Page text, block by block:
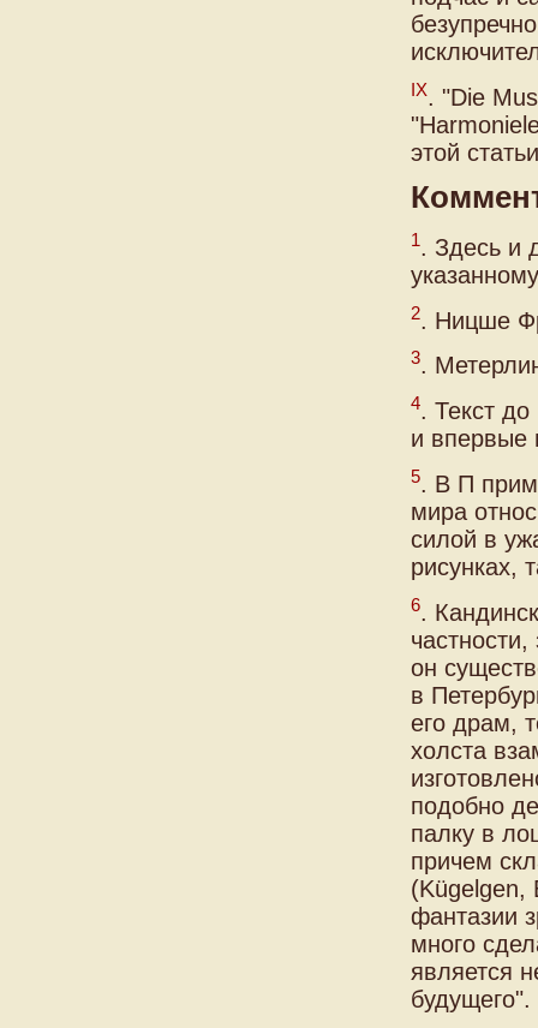
IX. "Die
этой
1. Здесь и
2 . Ницше
3.
4. Текст
и впервые
5. В П
мира
силой в
рисунках,
6.
он
в
его драм,
холста
подобно
палку в
причем
(Kügelgen,
фантазии
много
является
будущего".